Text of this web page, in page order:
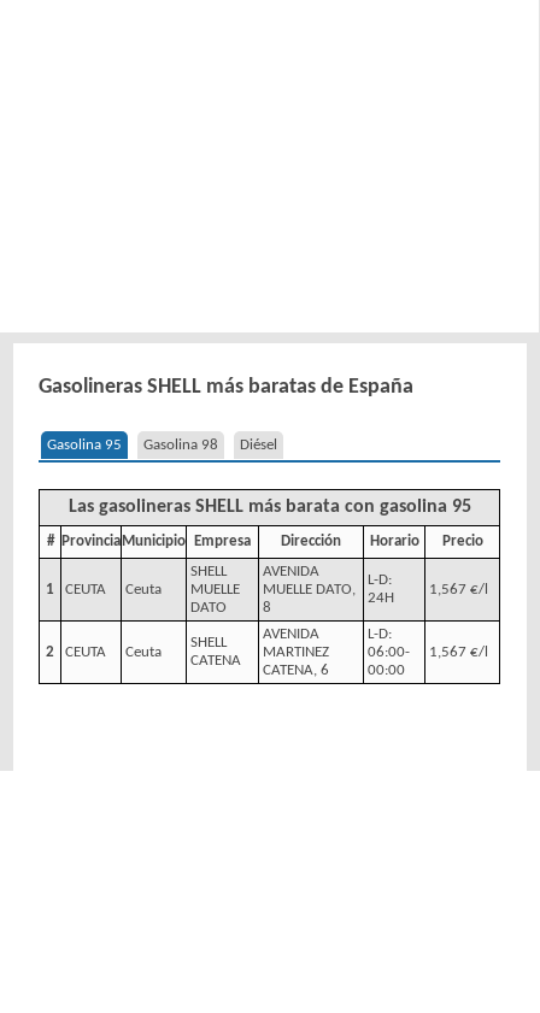
Gasolineras SHELL más baratas de España
Gasolina 95 Gasolina 98 Diésel
Las gasolineras SHELL más barata con gasolina 95
# Provincia Municipio Empresa Dirección Horario Precio
1 CEUTA Ceuta
SHELL
MUELLE
DATO
AVENIDA
MUELLE DATO,
8
L-D:
24H
1,567 €/l
2 CEUTA Ceuta
SHELL
CATENA
AVENIDA
MARTINEZ
CATENA, 6
L-D:
06:00-
00:00
1,567 €/l